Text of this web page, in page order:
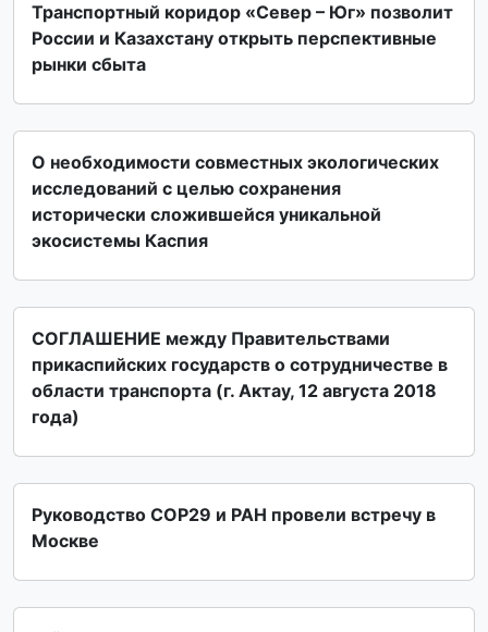
Транспортный коридор «Север – Юг» позволит
России и Казахстану открыть перспективные
рынки сбыта
О необходимости совместных экологических
исследований с целью сохранения
исторически сложившейся уникальной
экосистемы Каспия
СОГЛАШЕНИЕ между Правительствами
прикаспийских государств о сотрудничестве в
области транспорта (г. Актау, 12 августа 2018
года)
Руководство СОР29 и РАН провели встречу в
Москве